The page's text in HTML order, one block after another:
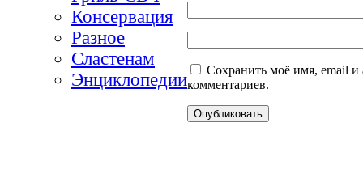
Консервация
Разное
Сластенам
Энциклопедии
Сохранить моё имя, email и
комментариев.